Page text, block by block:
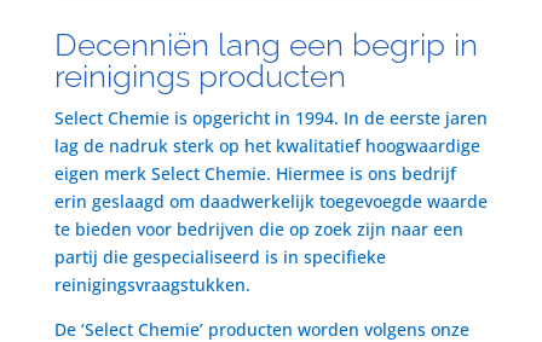
Decenniën lang een begrip in
reinigings producten
Select Chemie is opgericht in 1994. In de eerste jaren
lag de nadruk sterk op het kwalitatief hoogwaardige
eigen merk Select Chemie. Hiermee is ons bedrijf
erin geslaagd om daadwerkelijk toegevoegde waarde
te bieden voor bedrijven die op zoek zijn naar een
partij die gespecialiseerd is in specifieke
reinigingsvraagstukken.
De ‘Select Chemie’ producten worden volgens onze